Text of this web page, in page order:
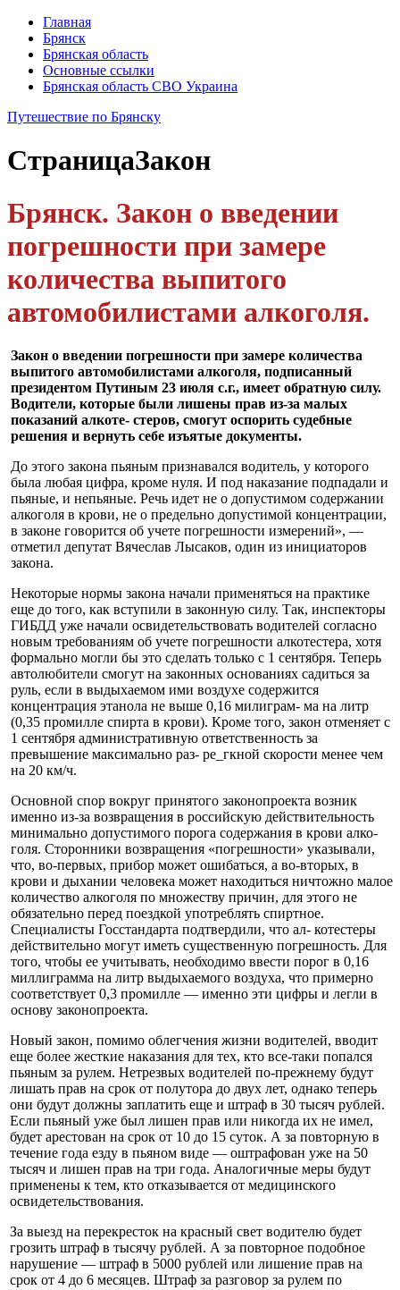
Главная
Брянск
Брянская область
Основные ссылки
Брянская область СВО Украина
Путешествие по Брянску
СтраницаЗакон
Брянск. Закон о введении
погреш­ности при замере
количества выпитого
автомобилистами алкоголя.
Закон о введении погреш­ности при замере количества
выпитого автомобилистами алкоголя, подписанный
прези­дентом Путиным 23 июля с.г., имеет обратную силу.
Водите­ли, которые были лишены прав из-за малых
показаний алкоте- стеров, смогут оспорить судеб­ные
решения и вернуть себе изъятые документы.
До этого закона пьяным при­знавался водитель, у которого
была любая цифра, кроме нуля. И под наказание подпадали и
пьяные, и непьяные. Речь идет не о допустимом содержании
ал­коголя в крови, не о предельно допустимой концентрации,
в за­коне говорится об учете погреш­ности измерений», —
отметил депутат Вячеслав Лысаков, один из инициаторов
закона.
Некоторые нормы закона на­чали применяться на практи­ке
еще до того, как вступили в законную силу. Так, инспекто­ры
ГИБДД уже начали освиде­тельствовать водителей соглас­но
новым требованиям об учете погрешности алкотестера, хотя
формально могли бы это сделать только с 1 сентября. Теперь
ав­толюбители смогут на законных основаниях садиться за
руль, если в выдыхаемом ими воз­духе содержится
концентрация этанола не выше 0,16 милиграм- ма на литр
(0,35 промилле спир­та в крови). Кроме того, закон отменяет с
1 сентября админи­стративную ответственность за
превышение максимально раз- ре_гкной скорости менее чем
на 20 км/ч.
Основной спор вокруг при­нятого законопроекта возник
именно из-за возвращения в российскую действительность
минимально допустимого по­рога содержания в крови алко­
голя. Сторонники возвращения «погрешности» указывали,
что, во-первых, прибор может оши­баться, а во-вторых, в
крови и дыхании человека может нахо­диться ничтожно малое
коли­чество алкоголя по множеству причин, для этого не
обязатель­но перед поездкой употреблять спиртное.
Специалисты Гос­стандарта подтвердили, что ал- котестеры
действительно могут иметь существенную погреш­ность. Для
того, чтобы ее учи­тывать, необходимо ввести по­рог в 0,16
миллиграмма на литр выдыхаемого воздуха, что при­мерно
соответствует 0,3 промил­ле — именно эти цифры и легли в
основу законопроекта.
Новый закон, помимо облег­чения жизни водителей, вводит
еще более жесткие наказания для тех, кто все-таки попался
пьяным за рулем. Нетрезвых во­дителей по-прежнему будут
ли­шать прав на срок от полутора до двух лет, однако теперь
они будут должны заплатить еще и штраф в 30 тысяч рублей.
Если пьяный уже был лишен прав или никогда их не имел,
будет арестован на срок от 10 до 15 суток. А за повторную в
тече­ние года езду в пьяном виде — оштрафован уже на 50
тысяч и лишен прав на три года. Анало­гичные меры будут
применены к тем, кто отказывается от меди­цинского
освидетельствования.
За выезд на перекресток на красный свет водителю будет
грозить штраф в тысячу рублей. А за повторное подобное
нару­шение — штраф в 5000 рублей или лишение прав на
срок от 4 до 6 месяцев. Штраф за разго­вор за рулем по